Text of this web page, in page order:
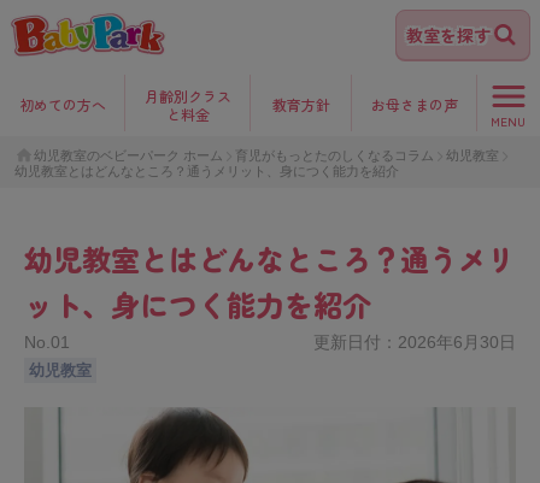
教室を探す
初めての方へ
月齢別クラス
と料金
教育方針 お母さまの声
MENU
幼児教室のベビーパーク ホーム 育児がもっとたのしくなるコラム
幼児教室
幼児教室とはどんなところ？通うメリット、身につく能力を紹介
幼児教室とはどんなところ？通うメリ
ット、身につく能力を紹介
No. 01 更新日付： 2026年6月30日
幼児教室